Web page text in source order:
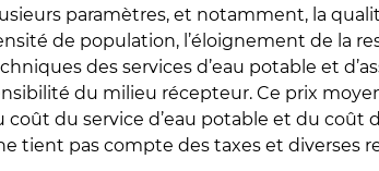
paramètres, et notamment, la
de population, l’éloignement de la
des services d’eau potable et
du milieu récepteur. Ce prix
coût du service d’eau potable et du coût
tient pas compte des taxes et diverses